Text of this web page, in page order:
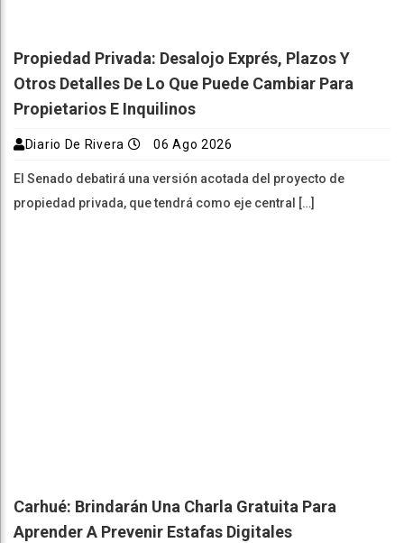
Propiedad Privada: Desalojo Exprés, Plazos Y
Otros Detalles De Lo Que Puede Cambiar Para
Propietarios E Inquilinos
Diario De Rivera 06 Ago 2026
El Senado debatirá una versión acotada del proyecto de
propiedad privada, que tendrá como eje central […]
Carhué: Brindarán Una Charla Gratuita Para
Aprender A Prevenir Estafas Digitales